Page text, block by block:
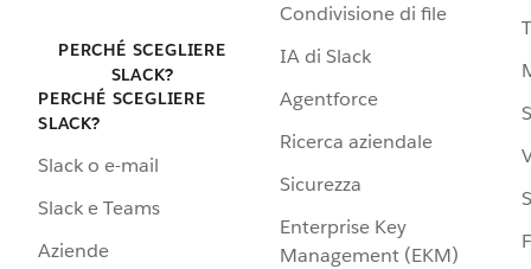
PERCHÉ SCEGLIERE
SLACK?
PERCHÉ SCEGLIERE
SLACK?
Slack o e-mail
Slack e Teams
Aziende
Condivisione di file
IA di Slack
Agentforce
Ricerca aziendale
Sicurezza
Enterprise Key
Management (EKM)